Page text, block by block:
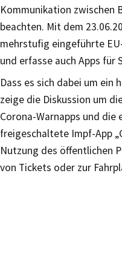
Kommunikation zwischen
beachten. Mit dem
mehrstufig eingeführte
und erfasse auch Apps für
Dass es sich dabei um ein
zeige die Diskussion um
Corona-Warnapps und die
freigeschaltete Impf-App
Nutzung des öffentlichen
von Tickets oder zur